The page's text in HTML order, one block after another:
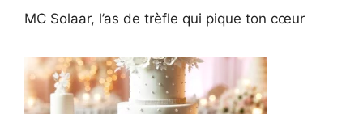
MC Solaar, l’as de trèfle qui pique ton cœur